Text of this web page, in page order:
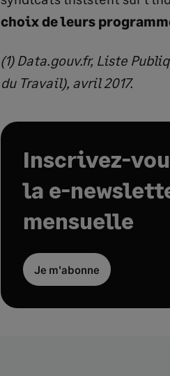
choix de leurs
(1) Data.gouv.fr, Liste
du Travail), avril 2017.
Inscrivez-
la e-
mensuelle
Je m'abonne